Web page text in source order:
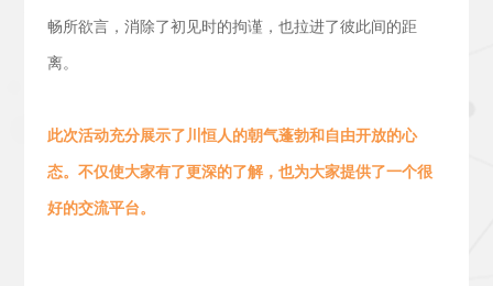
畅所欲言，消除了初见时的拘谨，也拉进了彼此间的距
离。
此次活动充分展示了川恒人的朝气蓬勃和 自由开放的心
态。 不仅使大家有了更深的了解，也为大家提供了一个很
好的交流平台。